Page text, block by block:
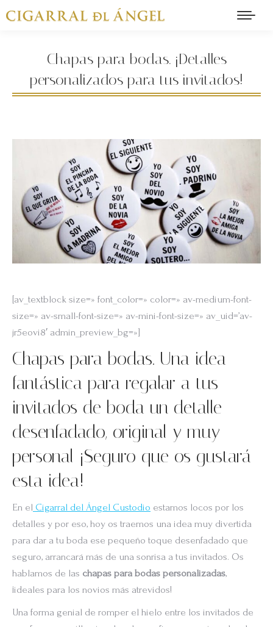
Chapas para bodas. ¡Detalles
personalizados para tus invitados!
[av_textblock size=» font_color=» color=» av-medium-font-
size=» av-small-font-size=» av-mini-font-size=» av_uid=’av-
jr5eovi8′ admin_preview_bg=»]
Chapas para bodas. Una idea
fantástica para regalar a tus
invitados de boda un detalle
desenfadado, original y muy
personal ¡Seguro que os gustará
esta idea!
En el Cigarral del Ángel Custodio estamos locos por los
detalles y por eso, hoy os traemos una idea muy divertida
para dar a tu boda ese pequeño toque desenfadado que
seguro, arrancará más de una sonrisa a tus invitados. Os
hablamos de las chapas para bodas personalizadas,
¡ideales para los novios más atrevidos!
Una forma genial de romper el hielo entre los invitados de